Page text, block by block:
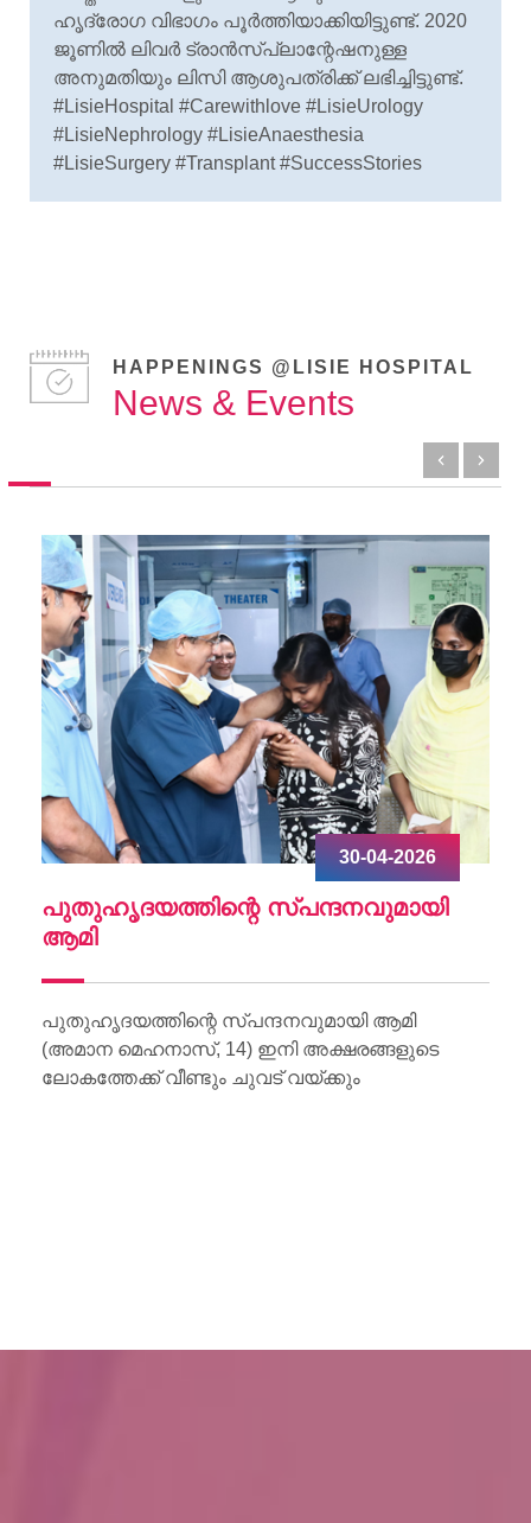
ഹൃദ്രോഗ വിഭാഗം പൂർത്തിയാക്കിയിട്ടുണ്ട്. 2020
ജൂണിൽ ലിവർ ട്രാൻസ്‌പ്ലാന്റേഷനുള്ള
അനുമതിയും ലിസി ആശുപത്രിക്ക് ലഭിച്ചിട്ടുണ്ട്.
#LisieHospital #Carewithlove #LisieUrology
#LisieNephrology #LisieAnaesthesia
#LisieSurgery #Transplant #SuccessStories
HAPPENINGS @LISIE HOSPITAL
News & Events
30-04-2026
പുതുഹൃദയത്തിന്റെ സ്പന്ദനവുമായി
ആമി
പുതുഹൃദയത്തിന്റെ സ്പന്ദനവുമായി ആമി
(അമാന മെഹനാസ്, 14) ഇനി അക്ഷരങ്ങളുടെ
ലോകത്തേക്ക് വീണ്ടും ചുവട് വയ്ക്കും